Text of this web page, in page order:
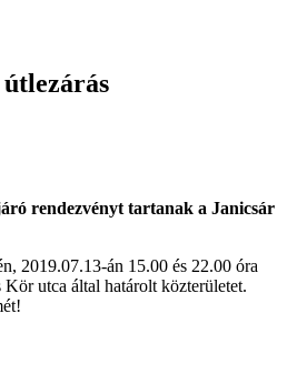
útlezárás
rendezvényt tartanak a Janicsár
2019.07.13-án 15.00 és 22.00 óra
Kör utca által határolt közterületet.